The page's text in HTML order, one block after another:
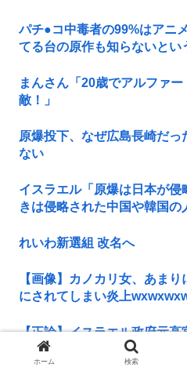
パチ●コ中毒者の99%はアニ
てる台の原作も知らないとい
まんさん「20歳でアルファ
敵！」
原爆投下、なぜ広島長崎だ
ない
イスラエル「原爆は日本が
きは侵略された中国や韓国の
れいわ新選組 改名へ
【画像】カノカリ女、あま
にされてしまい炎上
【正論】イスラエル政府元高
り」
ホーム 検索